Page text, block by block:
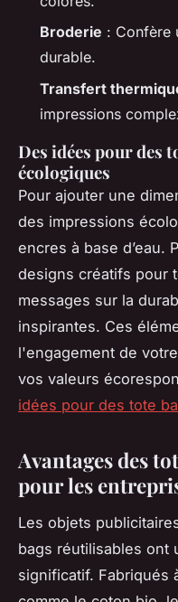
Broderie : Confère
durable.
Transfert
impressions
Des idées pour des
écologiques
Pour ajouter une
des impressions
encres à base d’eau.
designs créatifs pour
messages sur la
inspirantes. Ces
l'engagement de
vos valeurs
idées pour des tote
Avantages des
pour les
Les objets
bags réutilisables ont
significatif. Fabriqués